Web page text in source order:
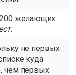
желающих
.
не первых
куда
чем первых